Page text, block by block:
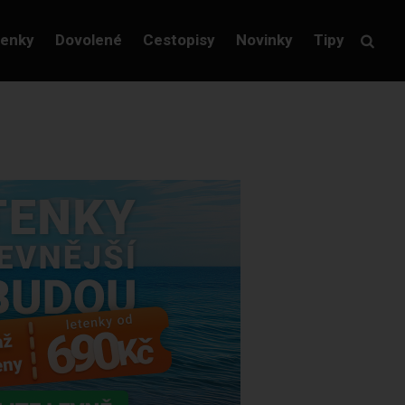
Dovolené Cestopisy Novinky Tipy